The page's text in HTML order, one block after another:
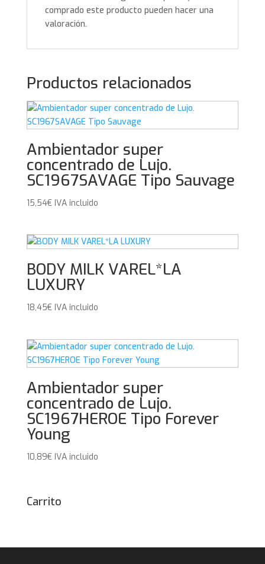
comprado este producto pueden hacer una
valoración.
Productos relacionados
Ambientador super
concentrado de Lujo.
SC1967SAVAGE Tipo Sauvage
15,54€ IVA incluido
BODY MILK VAREL*LA
LUXURY
18,45€ IVA incluido
Ambientador super
concentrado de Lujo.
SC1967HEROE Tipo Forever
Young
10,89€ IVA incluido
Carrito